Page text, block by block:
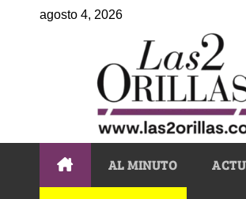
agosto 4, 2026
AL MINUTO